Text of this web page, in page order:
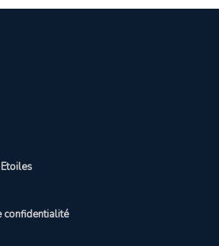
confidentialité